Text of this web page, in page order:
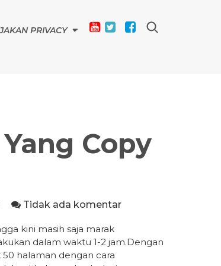
PRIVACY
Copy
Tidak ada komentar
kini masih saja marak
dalam waktu 1-2 jam.Dengan
halaman dengan cara